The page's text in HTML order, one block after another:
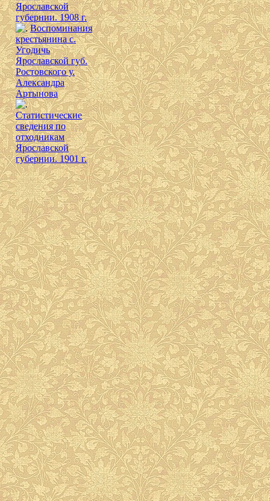
Ярославской
губернии. 1908 г.
Воспоминания
крестьянина с.
Угодичь
Ярославской губ.
Ростовского у.
Александра
Артынова
Cтатистические
сведения по
отходникам
Ярославской
губернии. 1901 г.